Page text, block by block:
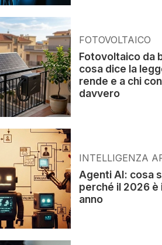
FOTOVOLTAICO
Fotovoltaico da
cosa dice la
rende e a chi
davvero
INTELLIGENZA
Agenti AI: cosa
perché il 2026 è
anno